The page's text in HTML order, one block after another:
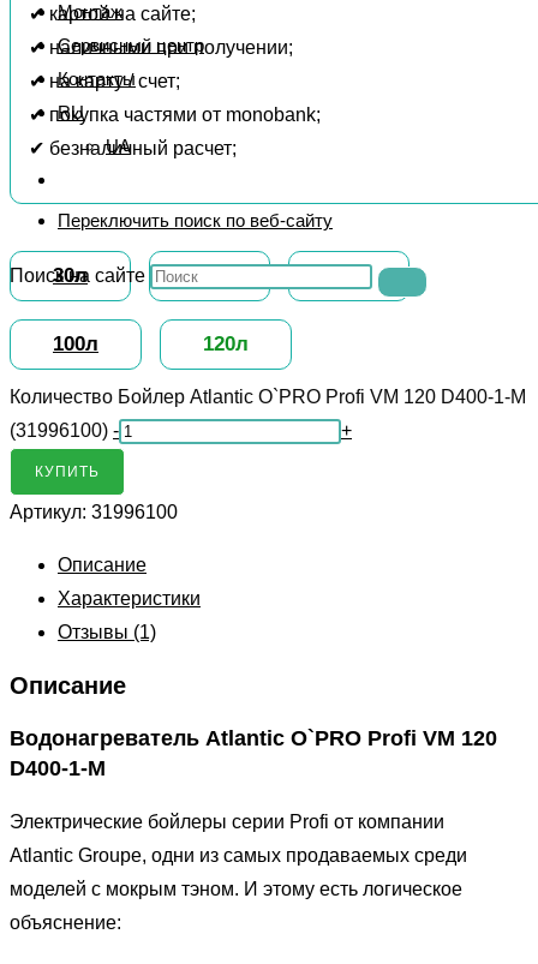
Монтаж
Сервисный центр
Контакты
RU
UA
Переключить поиск по веб-сайту
Поиск на сайте
✔ картой на сайте;
✔ наличными при получении;
✔ на карту / счет;
✔ покупка частями от monobank;
✔ безналичный расчет;
30л 50л
100л 120л
Количество Бойлер Atlantic O`PRO Profi VM 120 D400-1-М
(31996100) - +
КУПИТЬ
Артикул: 31996100
Описание
Характеристики
Отзывы (1)
Описание
Водонагреватель Atlantic O`PRO Profi VM 120
D400-1-M
Электрические бойлеры серии Profi от компании
Atlantic Groupe, одни из самых продаваемых среди
моделей с мокрым тэном. И этому есть логическое
объяснение: